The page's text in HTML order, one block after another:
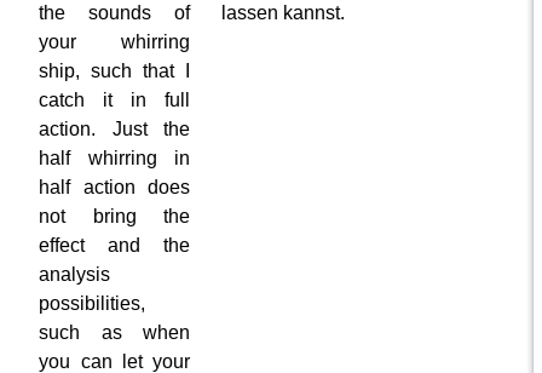
the sounds of
your whirring
ship, such that I
catch it in full
action. Just the
half whirring in
half action does
not bring the
effect and the
analysis
possibilities,
such as when
you can let your
lassen kannst.